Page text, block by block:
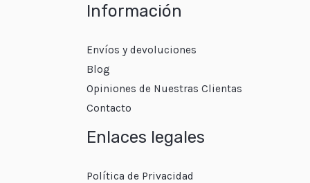
Información
Envíos y devoluciones
Blog
Opiniones de Nuestras Clientas
Contacto
Enlaces legales
Política de Privacidad